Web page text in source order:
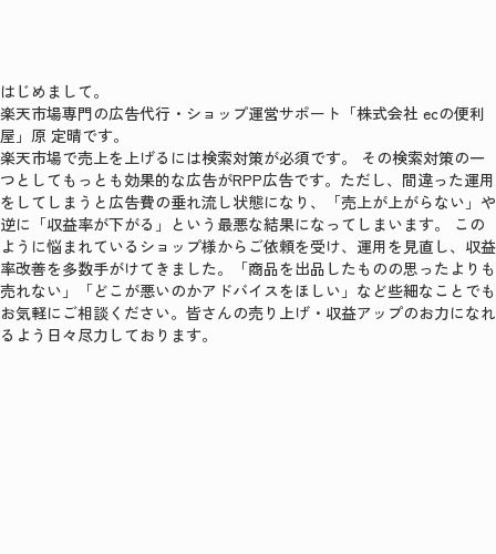
はじめまして。
楽天市場専門の広告代行・ショップ運営サポート「株式会社 ecの便利
屋」原 定晴です。
楽天市場で売上を上げるには検索対策が必須です。 その検索対策の一
つとしてもっとも効果的な広告がRPP広告です。ただし、間違った運用
をしてしまうと広告費の垂れ流し状態になり、「売上が上がらない」や
逆に「収益率が下がる」という最悪な結果になってしまいます。 この
ように悩まれているショップ様からご依頼を受け、運用を見直し、収益
率改善を多数手がけてきました。「商品を出品したものの思ったよりも
売れない」「どこが悪いのかアドバイスをほしい」など些細なことでも
お気軽にご相談ください。皆さんの売り上げ・収益アップのお力になれ
るよう日々尽力しております。